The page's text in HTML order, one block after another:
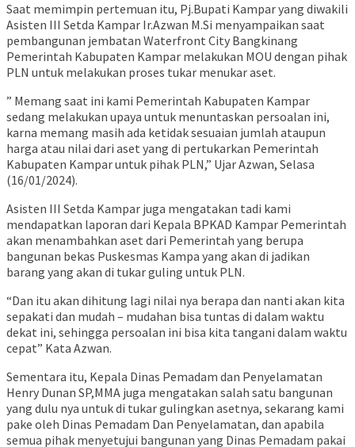
Saat memimpin pertemuan itu, Pj.Bupati Kampar yang diwakili
Asisten III Setda Kampar Ir.Azwan M.Si menyampaikan saat
pembangunan jembatan Waterfront City Bangkinang
Pemerintah Kabupaten Kampar melakukan MOU dengan pihak
PLN untuk melakukan proses tukar menukar aset.
” Memang saat ini kami Pemerintah Kabupaten Kampar
sedang melakukan upaya untuk menuntaskan persoalan ini,
karna memang masih ada ketidak sesuaian jumlah ataupun
harga atau nilai dari aset yang di pertukarkan Pemerintah
Kabupaten Kampar untuk pihak PLN,” Ujar Azwan, Selasa
(16/01/2024).
Asisten III Setda Kampar juga mengatakan tadi kami
mendapatkan laporan dari Kepala BPKAD Kampar Pemerintah
akan menambahkan aset dari Pemerintah yang berupa
bangunan bekas Puskesmas Kampa yang akan di jadikan
barang yang akan di tukar guling untuk PLN.
“Dan itu akan dihitung lagi nilai nya berapa dan nanti akan kita
sepakati dan mudah – mudahan bisa tuntas di dalam waktu
dekat ini, sehingga persoalan ini bisa kita tangani dalam waktu
cepat” Kata Azwan.
Sementara itu, Kepala Dinas Pemadam dan Penyelamatan
Henry Dunan SP,MMA juga mengatakan salah satu bangunan
yang dulu nya untuk di tukar gulingkan asetnya, sekarang kami
pake oleh Dinas Pemadam Dan Penyelamatan, dan apabila
semua pihak menyetujui bangunan yang Dinas Pemadam pakai